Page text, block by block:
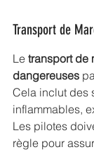
Transport de
Le transport de
dangereuses
Cela inclut des
inflammables,
Les pilotes
règle pour